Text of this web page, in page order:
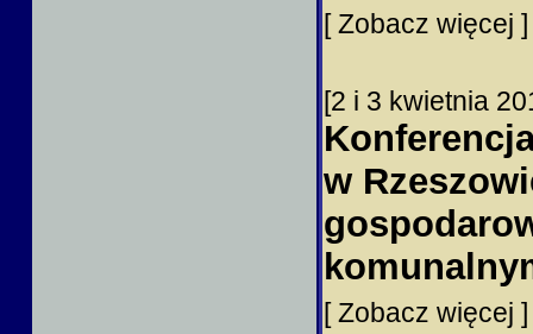
[ Zobacz więcej ]
[2 i 3 kwietnia
w
[ Zobacz więcej ]